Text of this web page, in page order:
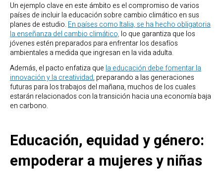
Un ejemplo clave en este ámbito es el compromiso de varios
países de incluir la educación sobre cambio climático en sus
planes de estudio.En países como Italia, se ha hecho obligatoria
la enseñanza del cambio climático, lo que garantiza que los
jóvenes estén preparados para enfrentar los desafíos
ambientales a medida que ingresan en la vida adulta.
Además, el pacto enfatiza que la educación debe fomentar la
innovación y la creatividad, preparando a las generaciones
futuras para los trabajos del mañana, muchos de los cuales
estarán relacionados con la transición hacia una economía baja
en carbono.
Educación, equidad y género:
empoderar a mujeres y niñas